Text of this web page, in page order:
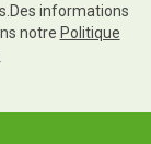
informations
notre Politique